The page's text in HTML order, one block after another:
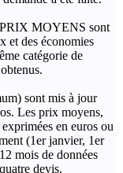
MOYENS sont
et des économies
catégorie de
sont mis à jour
Les prix moyens,
en euros ou
(1er janvier, 1er
mois de données
devis.